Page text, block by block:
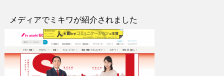
メディアでミキワが紹介されました